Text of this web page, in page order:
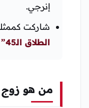
إنرجي.
شاركت
الطلاق الـ45”
من هو زوج